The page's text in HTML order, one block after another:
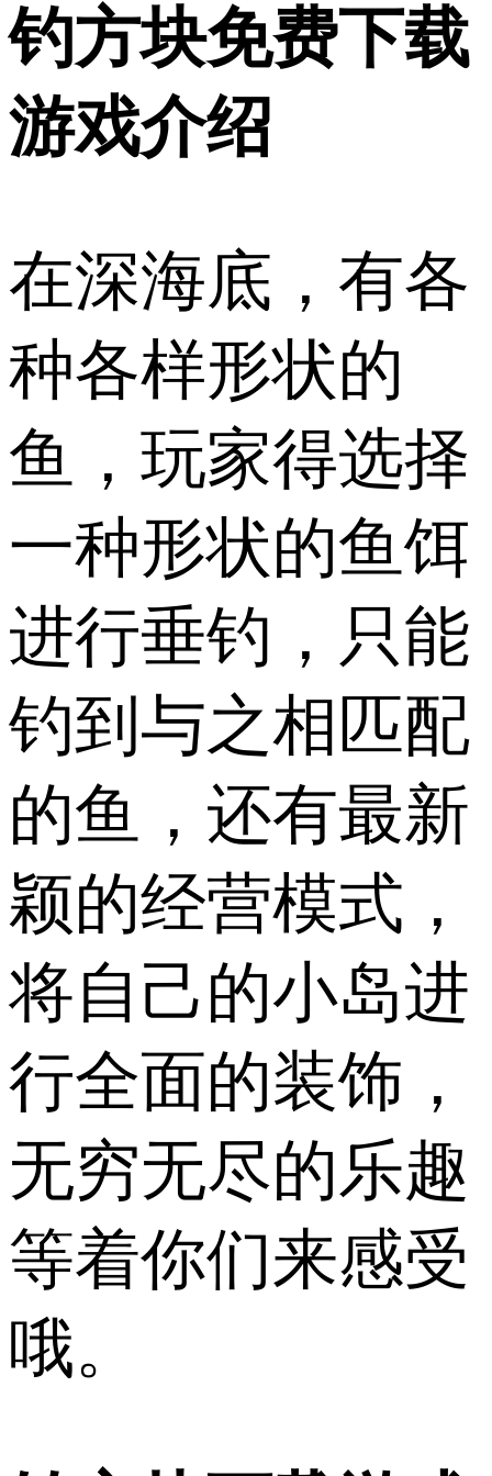
钓方块免费下载
游戏介绍
在深海底，有各
种各样形状的
鱼，玩家得选择
一种形状的鱼饵
进行垂钓，只能
钓到与之相匹配
的鱼，还有最新
颖的经营模式，
将自己的小岛进
行全面的装饰，
无穷无尽的乐趣
等着你们来感受
哦。